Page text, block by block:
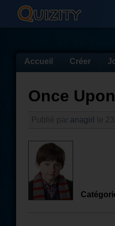
Accueil Créer
Once
anagirl